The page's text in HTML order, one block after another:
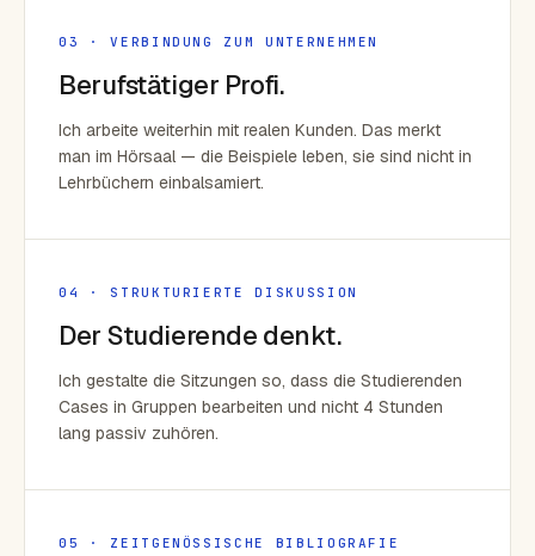
03 · VERBINDUNG ZUM UNTERNEHMEN
Berufstätiger Profi.
Ich arbeite weiterhin mit realen Kunden. Das merkt
man im Hörsaal — die Beispiele leben, sie sind nicht in
Lehrbüchern einbalsamiert.
04 · STRUKTURIERTE DISKUSSION
Der Studierende denkt.
Ich gestalte die Sitzungen so, dass die Studierenden
Cases in Gruppen bearbeiten und nicht 4 Stunden
lang passiv zuhören.
05 · ZEITGENÖSSISCHE BIBLIOGRAFIE